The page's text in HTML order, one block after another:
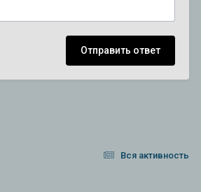
Отправить ответ
Вся активность